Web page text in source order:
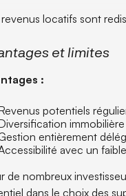
locatifs sont
et limites
:
potentiels
entièrement
avec un
de nombreux
dans le choix des